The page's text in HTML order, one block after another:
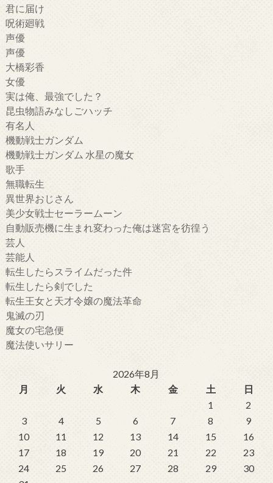
君に届け
呪術廻戦
声優
声優
大橋彩香
女優
実は俺、最強でした？
昆虫物語みなしごハッチ
有名人
機動戦士ガンダム
機動戦士ガンダム 水星の魔女
歌手
無職転生
異世界おじさん
美少女戦士セーラームーン
自動販売機に生まれ変わった俺は迷宮を彷徨う
芸人
芸能人
転生したらスライムだった件
転生したら剣でした
転生王女と天才令嬢の魔法革命
鬼滅の刃
魔女の宅急便
魔法使いサリー
2026年8月
月
火 水 木 金 土
日
1
2
3
4 5 6 7 8
9
10
11 12 13 14 15
16
17
18 19 20 21 22
23
24
25 26 27 28 29
30